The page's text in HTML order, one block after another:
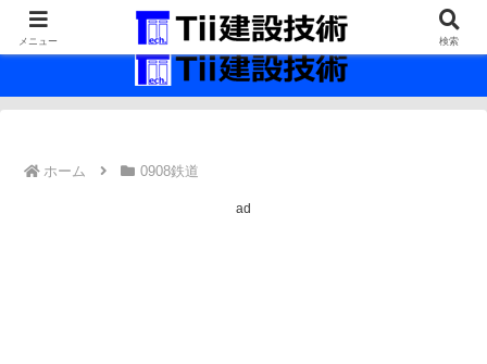
最新の建設技術の情報インフラ。
ホーム 0908鉄道
ad
メニュー 検索